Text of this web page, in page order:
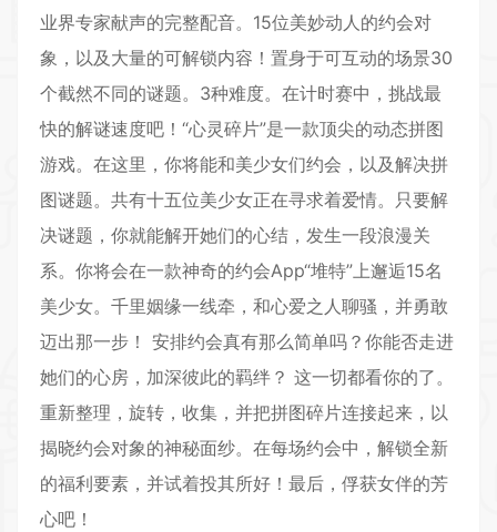
业界专家献声的完整配音。15位美妙动人的约会对
象，以及大量的可解锁内容！置身于可互动的场景30
个截然不同的谜题。3种难度。在计时赛中，挑战最
快的解谜速度吧！“心灵碎片”是一款顶尖的动态拼图
游戏。在这里，你将能和美少女们约会，以及解决拼
图谜题。共有十五位美少女正在寻求着爱情。只要解
决谜题，你就能解开她们的心结，发生一段浪漫关
系。你将会在一款神奇的约会App“堆特”上邂逅15名
美少女。千里姻缘一线牵，和心爱之人聊骚，并勇敢
迈出那一步！ 安排约会真有那么简单吗？你能否走进
她们的心房，加深彼此的羁绊？ 这一切都看你的了。
重新整理，旋转，收集，并把拼图碎片连接起来，以
揭晓约会对象的神秘面纱。在每场约会中，解锁全新
的福利要素，并试着投其所好！最后，俘获女伴的芳
心吧！